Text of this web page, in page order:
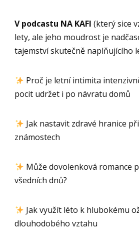
V podcastu NA KAFI (který sice
lety, ale jeho moudrost je
tajemství skutečně naplňujícího
Proč je letní intimita
pocit udržet i po návratu domů
Jak nastavit zdravé hranice
známostech
Může dovolenková romance
všedních dnů?
Jak využít léto k hlubokému
dlouhodobého vztahu